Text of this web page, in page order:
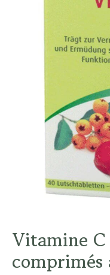
Vitamine
comprimés